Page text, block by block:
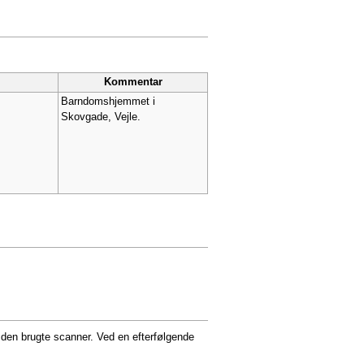
Kommentar
Barndomshjemmet i
Skovgade, Vejle.
brugte scanner. Ved en efterfølgende